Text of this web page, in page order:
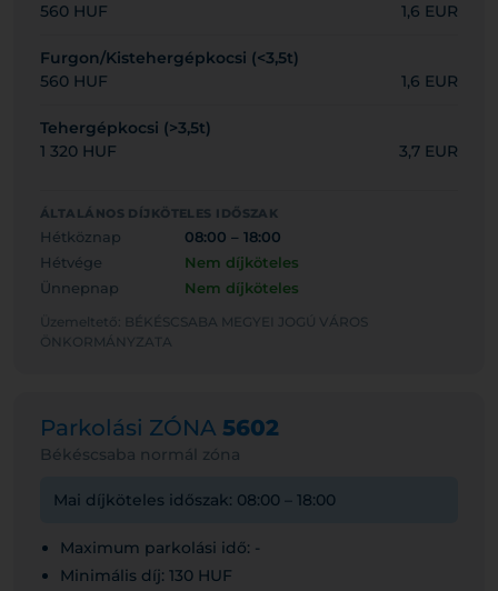
560 HUF
1,6 EUR
Furgon/Kistehergépkocsi (<3,5t)
560 HUF
1,6 EUR
Tehergépkocsi (>3,5t)
1 320 HUF
3,7 EUR
ÁLTALÁNOS DÍJKÖTELES IDŐSZAK
Hétköznap
08:00 – 18:00
Hétvége
Nem díjköteles
Ünnepnap
Nem díjköteles
Üzemeltető: BÉKÉSCSABA MEGYEI JOGÚ VÁROS
ÖNKORMÁNYZATA
Parkolási ZÓNA 5602
Békéscsaba normál zóna
Mai díjköteles időszak: 08:00 – 18:00
Maximum parkolási idő: -
Minimális díj: 130 HUF